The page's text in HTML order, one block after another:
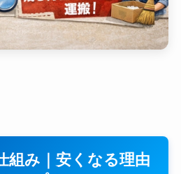
組み｜安くなる理由